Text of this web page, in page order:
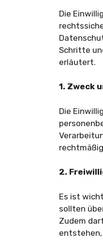
Die
Schritte
erläutert.
1. Zweck
Die
2.
Es ist
sollten
Zudem
entstehen,